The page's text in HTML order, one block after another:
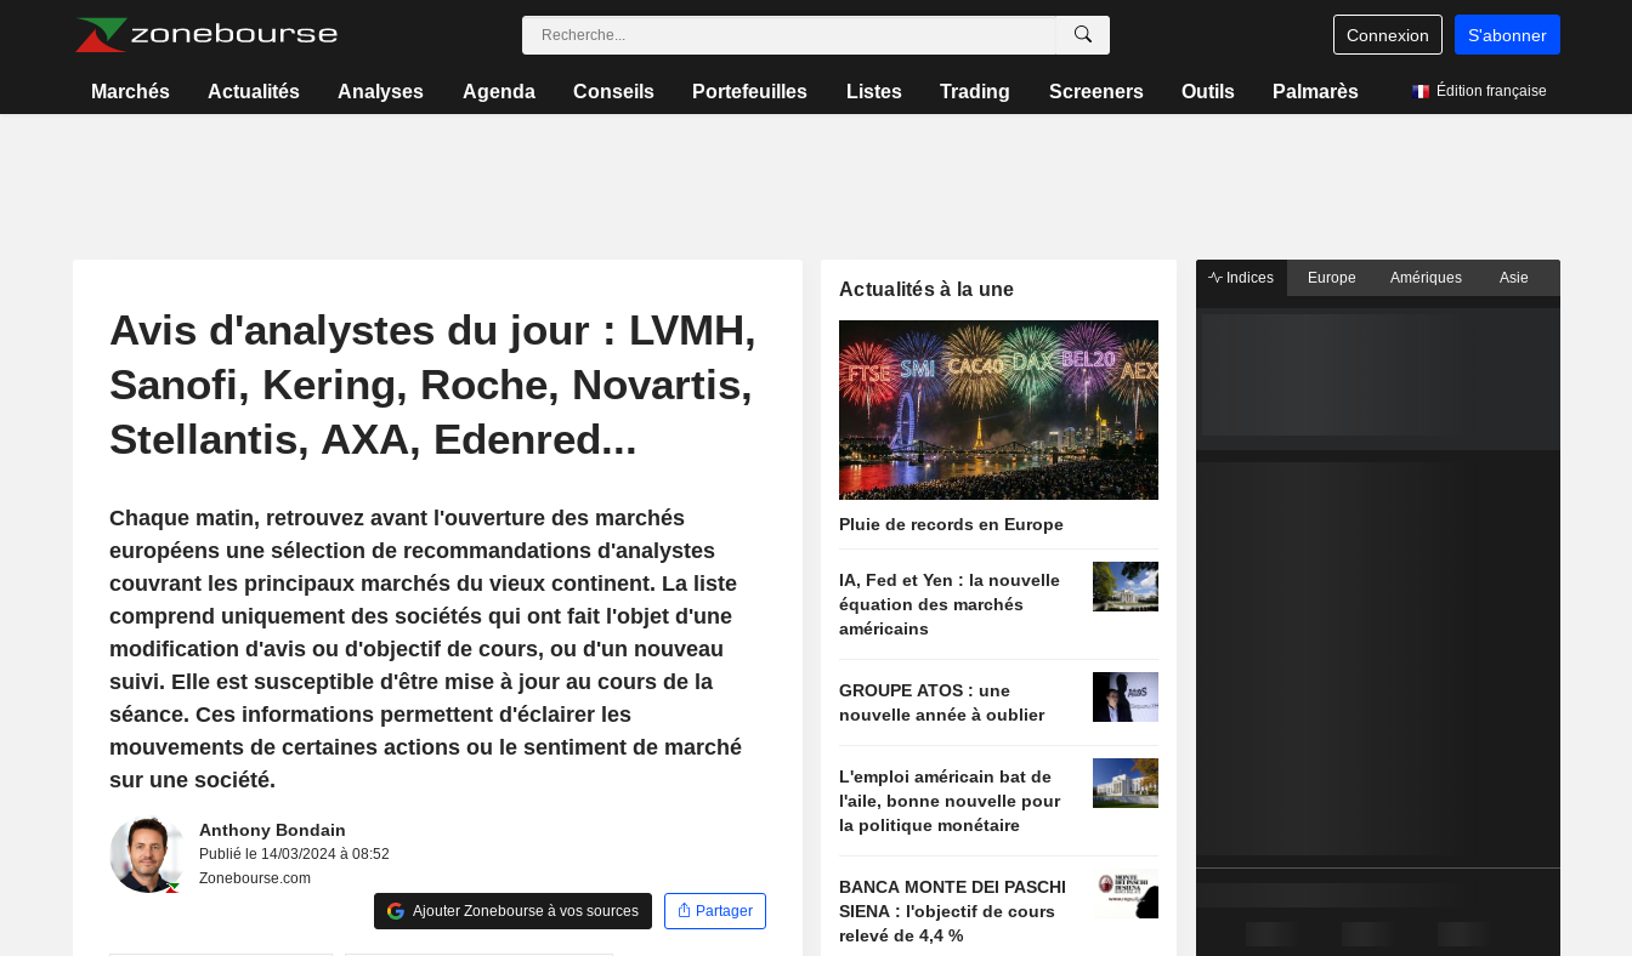
Connexion S'abonner
Marchés Actualités Analyses Agenda Conseils Portefeuilles Listes Trading Screeners Outils Palmarès Édition française
Avis d'analystes du jour : LVMH,
Sanofi, Kering, Roche, Novartis,
Stellantis, AXA, Edenred...
Chaque matin, retrouvez avant l'ouverture des marchés
européens une sélection de recommandations d'analystes
couvrant les principaux marchés du vieux continent. La liste
comprend uniquement des sociétés qui ont fait l'objet d'une
modification d'avis ou d'objectif de cours, ou d'un nouveau
suivi. Elle est susceptible d'être mise à jour au cours de la
séance. Ces informations permettent d'éclairer les
mouvements de certaines actions ou le sentiment de marché
sur une société.
Anthony Bondain
Publié le 14/03/2024 à 08:52
Zonebourse.com
Ajouter Zonebourse à vos sources
Partager
Actualités à la une
Pluie de records en Europe
IA, Fed et Yen : la nouvelle
équation des marchés
américains
GROUPE ATOS : une
nouvelle année à oublier
L'emploi américain bat de
l'aile, bonne nouvelle pour
la politique monétaire
BANCA MONTE DEI PASCHI
SIENA : l'objectif de cours
relevé de 4,4 %
Indices Europe Amériques Asie